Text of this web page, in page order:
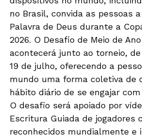
no Brasil, convida as pessoas
Palavra de Deus durante a
2026. O Desafio de Meio de
acontecerá junto ao torneio, de
19 de julho, oferecendo a
mundo uma forma coletiva de
hábito diário de se engajar
O desafio será apoiado por
Escritura Guiada de jogadores
reconhecidos mundialmente e